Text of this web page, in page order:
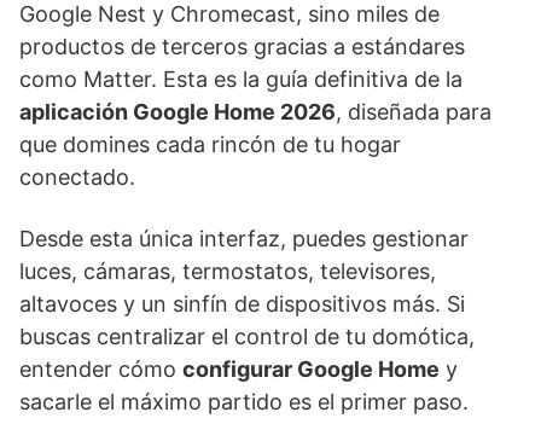
Google Nest y Chromecast, sino miles de
productos de terceros gracias a estándares
como Matter. Esta es la guía definitiva de la
aplicación Google Home 2026, diseñada para
que domines cada rincón de tu hogar
conectado.
Desde esta única interfaz, puedes gestionar
luces, cámaras, termostatos, televisores,
altavoces y un sinfín de dispositivos más. Si
buscas centralizar el control de tu domótica,
entender cómo configurar Google Home y
sacarle el máximo partido es el primer paso.